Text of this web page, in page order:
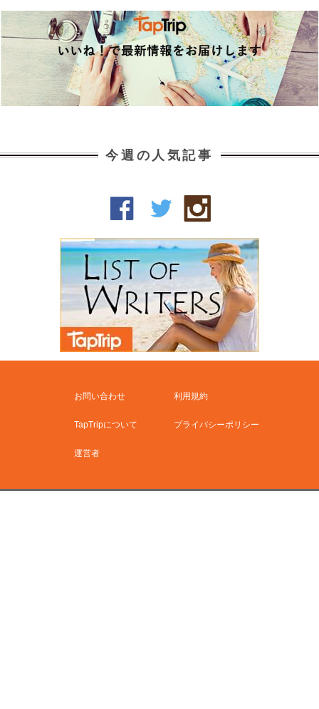
今週の人気記事
お問い合わせ 利用規約
TapTripについて プライバシーポリシー
運営者